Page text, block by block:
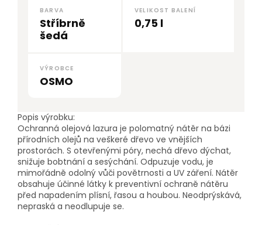
BARVA
Stříbrně
šedá
VELIKOST BALENÍ
0,75 l
VÝROBCE
OSMO
Popis výrobku:
Ochranná olejová lazura je polomatný nátěr na bázi
přírodních olejů na veškeré dřevo ve vnějších
prostorách. S otevřenými póry, nechá dřevo dýchat,
snižuje bobtnání a sesýchání. Odpuzuje vodu, je
mimořádně odolný vůči povětrnosti a UV záření. Nátěr
obsahuje účinné látky k preventivní ochraně nátěru
před napadením plísní, řasou a houbou. Neodprýskává,
nepraská a neodlupuje se.